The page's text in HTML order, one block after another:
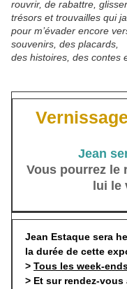
rouvrir, de rabattre,
trésors et trouvailles qui
pour m’évader encore
souvenirs, des placards,
des histoires, des contes
Jean
Vous pourrez le
lui le
Jean Estaque sera
la durée de cette
> Tous les week-
> Et sur rendez-vous